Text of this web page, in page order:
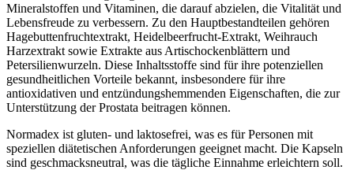
Mineralstoffen und Vitaminen, die darauf abzielen, die Vitalität und
Lebensfreude zu verbessern. Zu den Hauptbestandteilen gehören
Hagebuttenfruchtextrakt, Heidelbeerfrucht-Extrakt, Weihrauch
Harzextrakt sowie Extrakte aus Artischockenblättern und
Petersilienwurzeln. Diese Inhaltsstoffe sind für ihre potenziellen
gesundheitlichen Vorteile bekannt, insbesondere für ihre
antioxidativen und entzündungshemmenden Eigenschaften, die zur
Unterstützung der Prostata beitragen können.
Normadex ist gluten- und laktosefrei, was es für Personen mit
speziellen diätetischen Anforderungen geeignet macht. Die Kapseln
sind geschmacksneutral, was die tägliche Einnahme erleichtern soll.